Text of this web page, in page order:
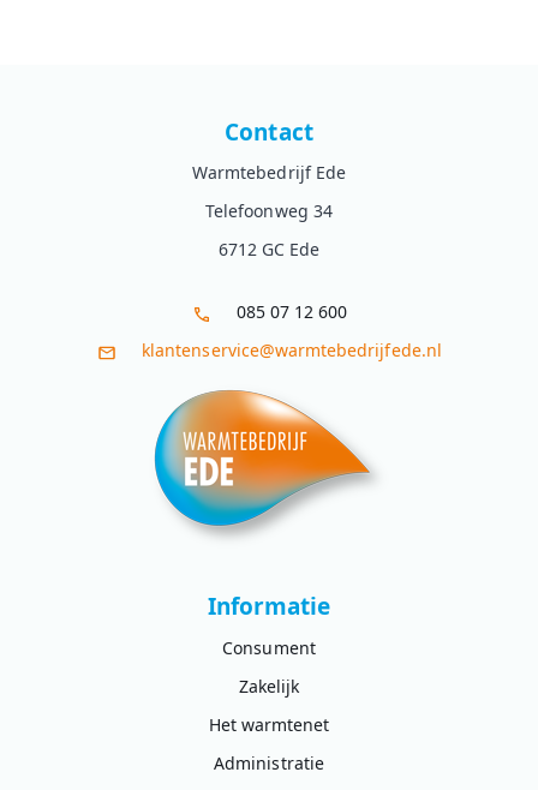
Contact
Warmtebedrijf Ede
Telefoonweg 34
6712 GC Ede
085 07 12 600
klantenservice@warmtebedrijfede.nl
Informatie
Consument
Zakelijk
Het warmtenet
Administratie